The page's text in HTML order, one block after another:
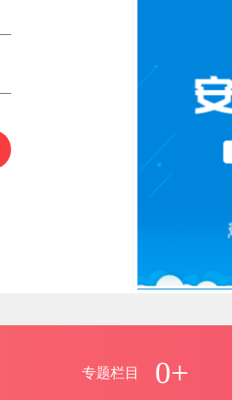
专题栏目 0+